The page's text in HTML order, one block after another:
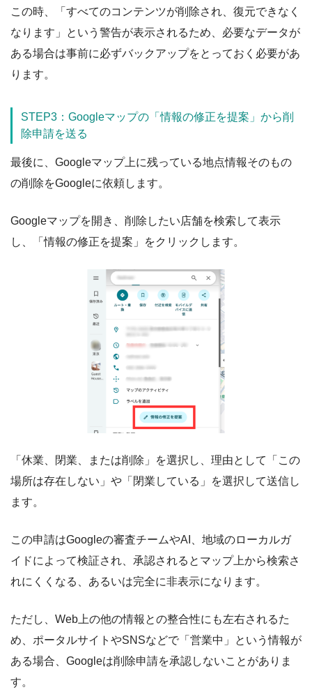
この時、「すべてのコンテンツが削除され、復元できなく
なります」という警告が表示されるため、必要なデータが
ある場合は事前に必ずバックアップをとっておく必要があ
ります。
STEP3：Googleマップの「情報の修正を提案」から削
除申請を送る
最後に、Googleマップ上に残っている地点情報そのもの
の削除をGoogleに依頼します。
Googleマップを開き、削除したい店舗を検索して表示
し、「情報の修正を提案」をクリックします。
「休業、閉業、または削除」を選択し、理由として「この
場所は存在しない」や「閉業している」を選択して送信し
ます。
この申請はGoogleの審査チームやAI、地域のローカルガ
イドによって検証され、承認されるとマップ上から検索さ
れにくくなる、あるいは完全に非表示になります。
ただし、Web上の他の情報との整合性にも左右されるた
め、ポータルサイトやSNSなどで「営業中」という情報が
ある場合、Googleは削除申請を承認しないことがありま
す。